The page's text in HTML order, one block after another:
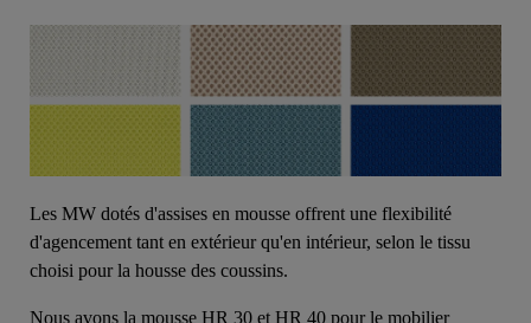
Les MW dotés d'assises en mousse offrent une flexibilité
d'agencement tant en extérieur qu'en intérieur, selon le tissu
choisi pour la housse des coussins.
Nous avons la mousse HR 30 et HR 40 pour le mobilier